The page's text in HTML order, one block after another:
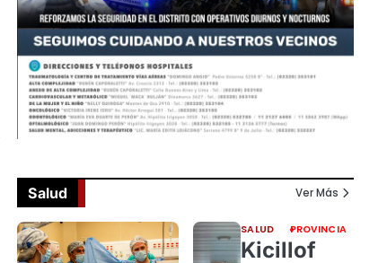
Salud Ver Más
SALUD PROVINCIA
Kicillof